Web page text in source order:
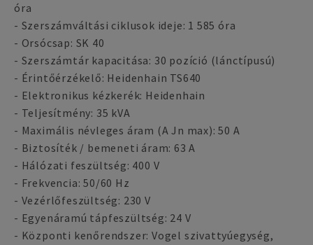
óra
- Szerszámváltási ciklusok ideje: 1 585 óra
- Orsócsap: SK 40
- Szerszámtár kapacitása: 30 pozíció (lánctípusú)
- Érintőérzékelő: Heidenhain TS640
- Elektronikus kézkerék: Heidenhain
- Teljesítmény: 35 kVA
- Maximális névleges áram (A Jn max): 50 A
- Biztosíték / bemeneti áram: 63 A
- Hálózati feszültség: 400 V
- Frekvencia: 50/60 Hz
- Vezérlőfeszültség: 230 V
- Egyenáramú tápfeszültség: 24 V
- Központi kenőrendszer: Vogel szivattyúegység,